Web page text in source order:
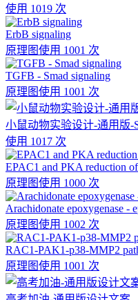
使用 1019 次
ErbB signaling
原理图使用 1001 次
TGFB - Smad signaling
原理图使用 1001 次
小鼠动物实验设计-通用版-
使用 1017 次
EPAC1 and PKA reduction
原理图使用 1000 次
Arachidonate epoxygenase -
原理图使用 1002 次
RAC1-PAK1-p38-MMP2
原理图使用 1001 次